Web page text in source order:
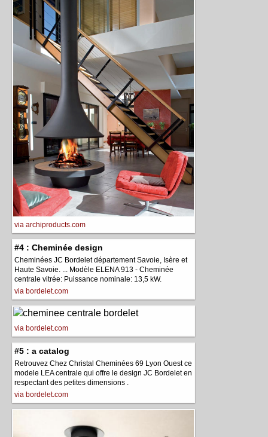
via archiproducts.com
#4 : Cheminée design
Cheminées JC Bordelet département Savoie, Isère et
Haute Savoie. ... Modèle ELENA 913 - Cheminée
centrale vitrée: Puissance nominale: 13,5 kW.
via bordelet.com
via bordelet.com
#5 : a catalog
Retrouvez Chez Christal Cheminées 69 Lyon Ouest ce
modele LEA centrale qui offre le design JC Bordelet en
respectant des petites dimensions .
via bordelet.com